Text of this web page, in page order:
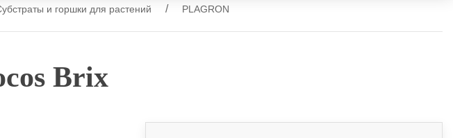
и горшки для растений PLAGRON
Brix